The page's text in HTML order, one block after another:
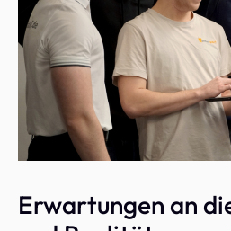
Erwartungen an